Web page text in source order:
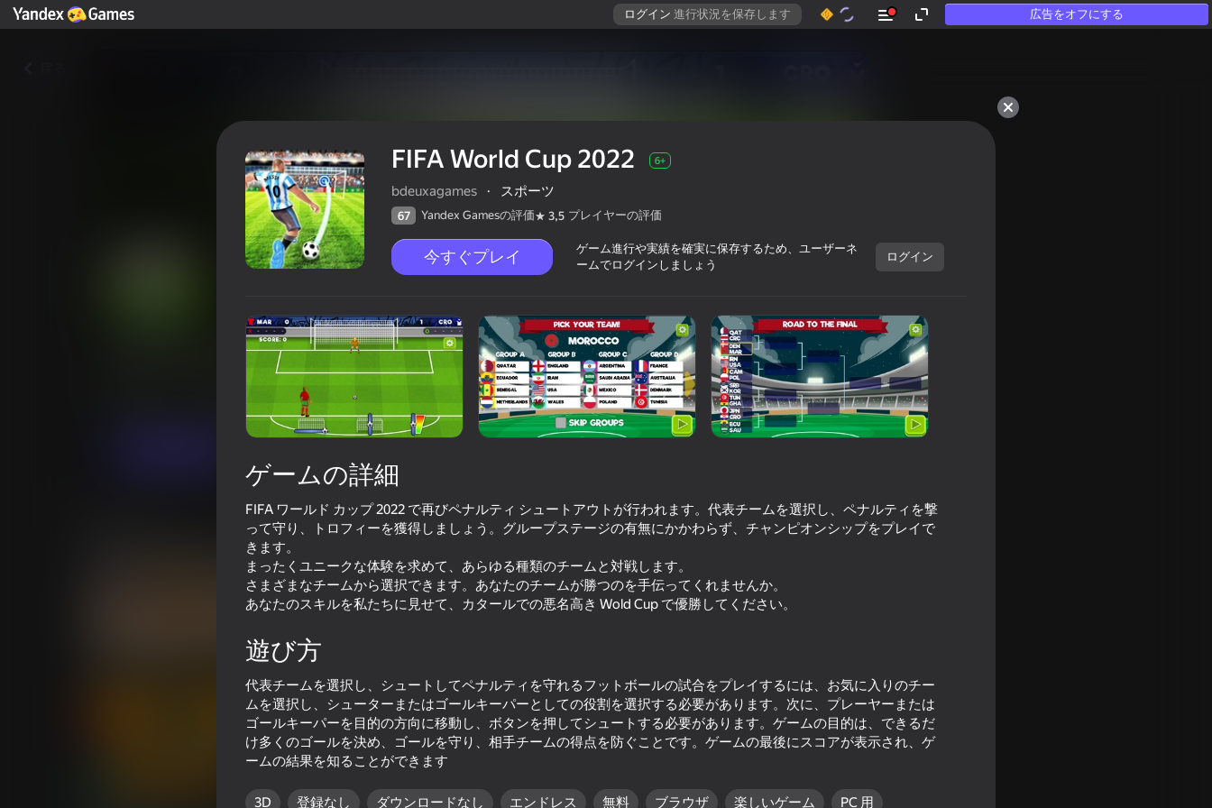
ログイン 進行状況を保存します 広告をオフにする
FIFA World Cup 2022
Yandex Gamesの評価 3,5
bdeuxagames
76
Draw Joust!
FIFA World Cup 2022 6+
bdeuxagames · スポーツ
67 Yandex Gamesの評価 3,5 プレイヤーの評価
今すぐプレイ
ゲーム進行や実績を確実に保存するため、ユーザーネ
ームでログインしましょう
ログイン
ゲームの詳細
FIFA ワールド カップ 2022 で再びペナルティ シュートアウトが行われます。代表チームを選択し、ペナルティを撃
って守り、トロフィーを獲得しましょう。グループステージの有無にかかわらず、チャンピオンシップをプレイで
きます。
まったくユニークな体験を求めて、あらゆる種類のチームと対戦します。
さまざまなチームから選択できます。あなたのチームが勝つのを手伝ってくれませんか。
あなたのスキルを私たちに見せて、カタールでの悪名高き Wold Cup で優勝してください。
遊び方
代表チームを選択し、シュートしてペナルティを守れるフットボールの試合をプレイするには、お気に入りのチー
ムを選択し、シューターまたはゴールキーパーとしての役割を選択する必要があります。次に、プレーヤーまたは
ゴールキーパーを目的の方向に移動し、ボタンを押してシュートする必要があります。ゲームの目的は、できるだ
け多くのゴールを決め、ゴールを守り、相手チームの得点を防ぐことです。ゲームの最後にスコアが表示され、ゲ
ームの結果を知ることができます
3D 登録なし ダウンロードなし エンドレス 無料 ブラウザ 楽しいゲーム PC 用